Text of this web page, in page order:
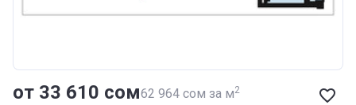
от ‍33 610 сом‍62 964 сом за м2